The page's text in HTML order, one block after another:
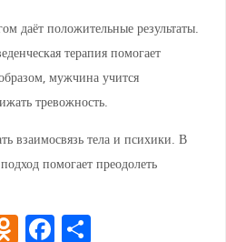
даёт положительные результаты.
терапия помогает
мужчина учится
тревожность.
взаимосвязь тела и психики. В
помогает преодолеть
O F О